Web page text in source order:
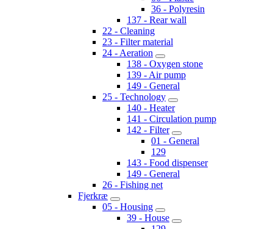
36 - Polyresin
137 - Rear wall
22 - Cleaning
23 - Filter material
24 - Aeration
138 - Oxygen stone
139 - Air pump
149 - General
25 - Technology
140 - Heater
141 - Circulation pump
142 - Filter
01 - General
129
143 - Food dispenser
149 - General
26 - Fishing net
Fjerkræ
05 - Housing
39 - House